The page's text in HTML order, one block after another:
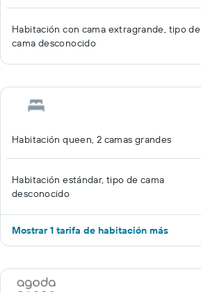
Habitación con cama extragrande, tipo de
cama desconocido
Habitación queen, 2 camas grandes
Habitación estándar, tipo de cama
desconocido
Mostrar 1 tarifa de habitación más